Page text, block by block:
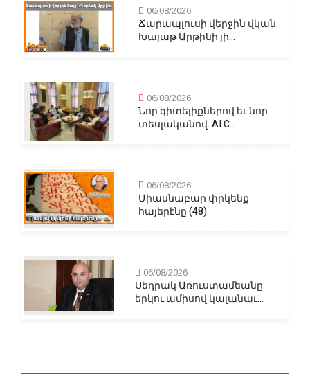
06/08/2026
Ճարապլուսի վերջին վկան.
Խայաթ Արթինի յի...
06/08/2026
Նոր գիտելիքներով եւ նոր
տեսլականով. AI C...
06/08/2026
Միասնաբար փրկենք
հայերէնը (48)
06/08/2026
Սեդրակ Առուստամեանը
երկու ամիսով կալանաւ...